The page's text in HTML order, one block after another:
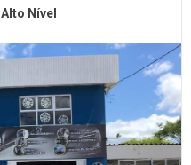
Alto Nível